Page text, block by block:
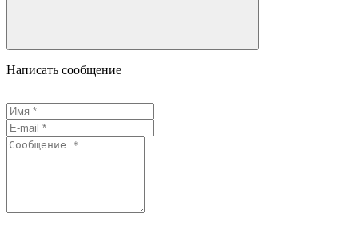
Написать сообщение